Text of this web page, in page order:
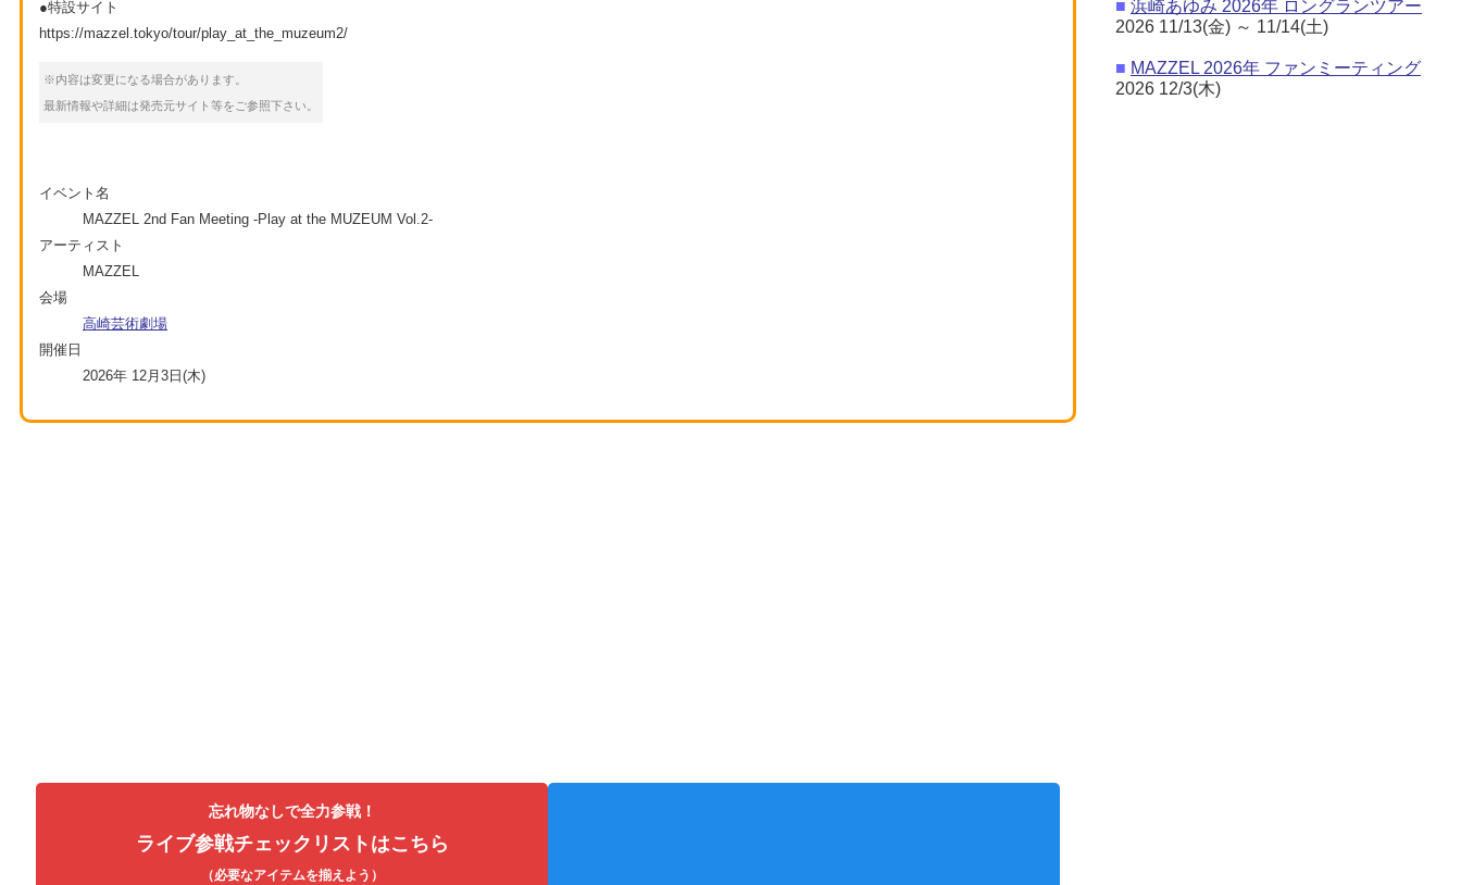
●特設サイト
https://mazzel.tokyo/tour/play_at_the_muzeum2/
※内容は変更になる場合があります。
最新情報や詳細は発売元サイト等をご参照下さい。
イベント名
MAZZEL 2nd Fan Meeting -Play at the MUZEUM Vol.2-
アーティスト
MAZZEL
会場
高崎芸術劇場
開催日
2026年 12月3日(木)
忘れ物なしで全力参戦！
ライブ参戦チェックリストはこちら
（必要なアイテムを揃えよう）
■ 浜崎あゆみ 2026年 ロングランツアー
2026 11/13(金) ～ 11/14(土)
■ MAZZEL 2026年 ファンミーティング
2026 12/3(木)